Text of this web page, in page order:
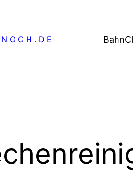
O C H . D E Bahn